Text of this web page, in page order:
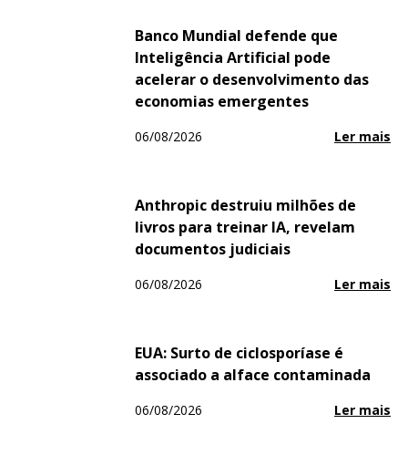
Banco Mundial defende que
Inteligência Artificial pode
acelerar o desenvolvimento das
economias emergentes
06/08/2026 Ler mais
Anthropic destruiu milhões de
livros para treinar IA, revelam
documentos judiciais
06/08/2026 Ler mais
EUA: Surto de ciclosporíase é
associado a alface contaminada
06/08/2026 Ler mais